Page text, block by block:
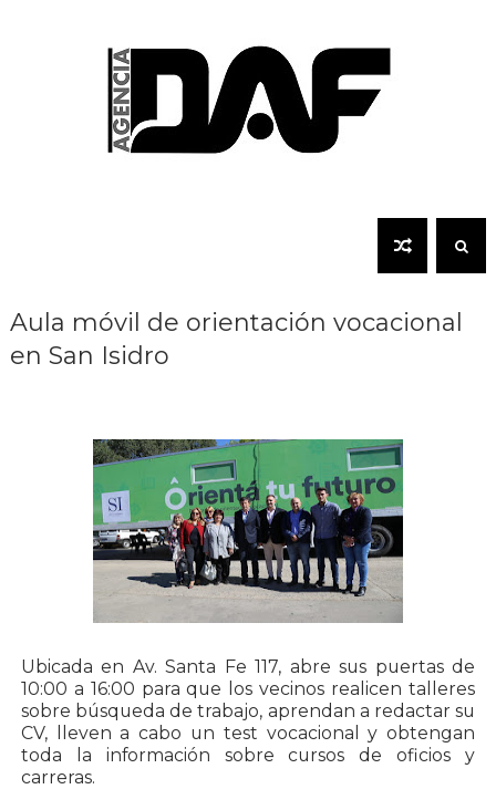
Aula móvil de orientación vocacional
en San Isidro
Ubicada en Av. Santa Fe 117, abre sus puertas de
10:00 a 16:00 para que los vecinos realicen talleres
sobre búsqueda de trabajo, aprendan a redactar su
CV, lleven a cabo un test vocacional y obtengan
toda la información sobre cursos de oficios y
carreras.